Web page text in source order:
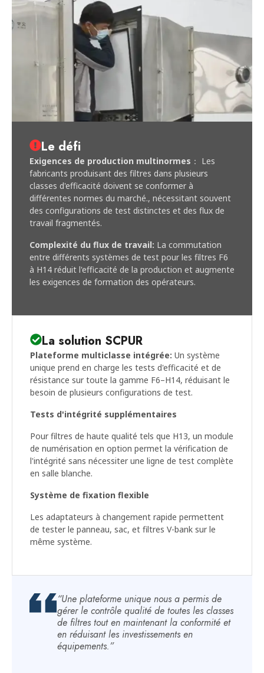
Le défi
Exigences de production multinormes ： Les
fabricants produisant des filtres dans plusieurs
classes d'efficacité doivent se conformer à
différentes normes du marché., nécessitant souvent
des configurations de test distinctes et des flux de
travail fragmentés.
Complexité du flux de travail: La commutation
entre différents systèmes de test pour les filtres F6
à H14 réduit l'efficacité de la production et augmente
les exigences de formation des opérateurs.
La solution SCPUR
Plateforme multiclasse intégrée: Un système
unique prend en charge les tests d'efficacité et de
résistance sur toute la gamme F6–H14, réduisant le
besoin de plusieurs configurations de test.
Tests d'intégrité supplémentaires
Pour filtres de haute qualité tels que H13, un module
de numérisation en option permet la vérification de
l'intégrité sans nécessiter une ligne de test complète
en salle blanche.
Système de fixation flexible
Les adaptateurs à changement rapide permettent
de tester le panneau, sac, et filtres V-bank sur le
même système.
“Une plateforme unique nous a permis de
gérer le contrôle qualité de toutes les classes
de filtres tout en maintenant la conformité et
en réduisant les investissements en
équipements.”